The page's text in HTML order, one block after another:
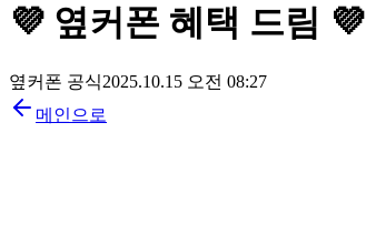
💜 옆커폰 혜택 드림 💜
옆커폰 공식2025.10.15 오전 08:27
메인으로